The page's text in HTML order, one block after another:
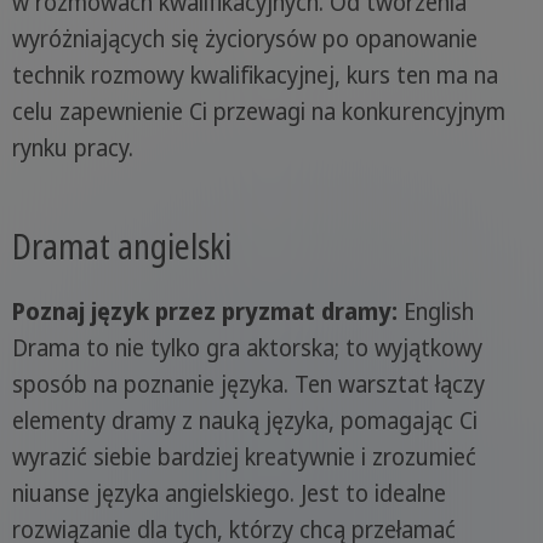
wyróżniających się życiorysów po opanowanie
technik rozmowy kwalifikacyjnej, kurs ten ma na
celu zapewnienie Ci przewagi na konkurencyjnym
rynku pracy.
Dramat angielski
Poznaj język przez pryzmat dramy: English
Drama to nie tylko gra aktorska; to wyjątkowy
sposób na poznanie języka. Ten warsztat łączy
elementy dramy z nauką języka, pomagając Ci
wyrazić siebie bardziej kreatywnie i zrozumieć
niuanse języka angielskiego. Jest to idealne
rozwiązanie dla tych, którzy chcą przełamać